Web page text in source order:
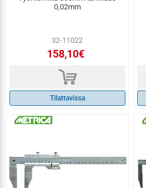
0,02mm
32-11022
158,10€
d
Tilattavissa